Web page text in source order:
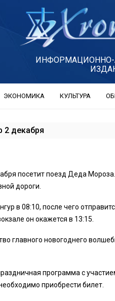
ЭКОНОМИКА КУЛЬТУРА
2 декабря
посетит поезд Деда
дороги.
в 08:10, после чего
он окажется в 13:15.
главного новогоднего
программа с
приобрести билет.